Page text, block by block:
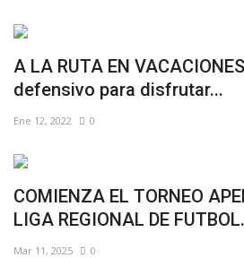
A LA RUTA EN
defensivo para disfrutar...
Ene 12, 2022 0
COMIENZA EL TORNEO
LIGA REGIONAL DE
Mar 11, 2025 0